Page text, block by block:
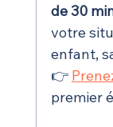
de 30
votre
enfant,
👉
premier